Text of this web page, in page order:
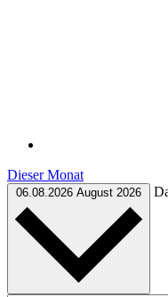
Dieser Monat
06.08.2026 August 2026